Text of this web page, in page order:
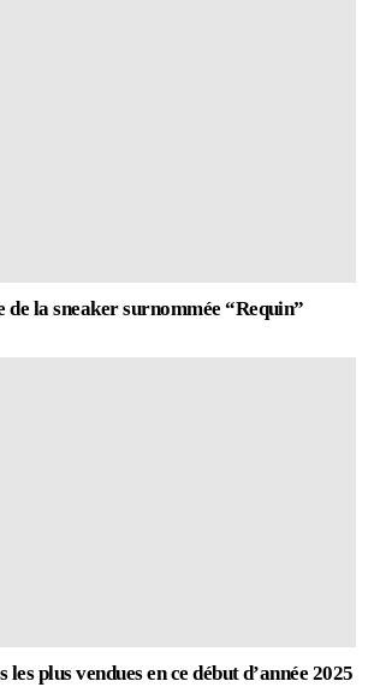
la sneaker surnommée “Requin”
les plus vendues en ce début d’année 2025